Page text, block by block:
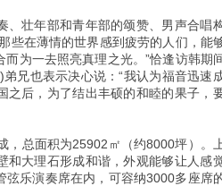
壮年部和青年部的颂赞、男声合唱
些在薄情的世界感到疲劳的人们，能
为一去照亮真理之光。”恰逢访韩期
兄也表示决心说：“我认为福音迅速
后，为了结出丰硕的和睦的果子，
，总面积为25902㎡（约8000坪）。
和大理石形成和谐，外观能够让人感
乐演奏席在内，可容纳3000多座席